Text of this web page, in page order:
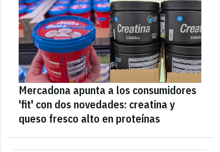
Mercadona apunta a los consumidores
'fit' con dos novedades: creatina y
queso fresco alto en proteínas